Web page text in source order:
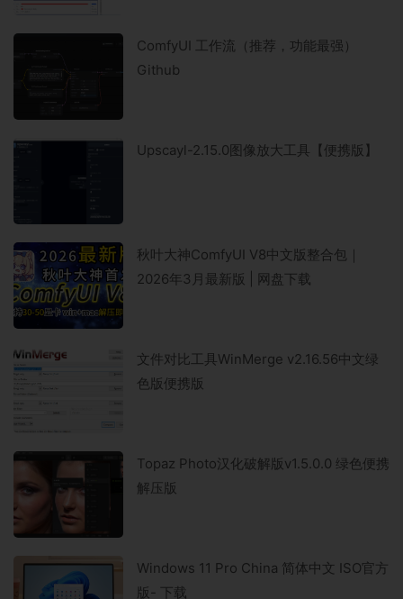
ComfyUI 工作流（推荐，功能最强）
Github
Upscayl-2.15.0图像放大工具【便携版】
秋叶大神ComfyUI V8中文版整合包｜
2026年3月最新版 | 网盘下载
文件对比工具WinMerge v2.16.56中文绿
色版便携版
Topaz Photo汉化破解版v1.5.0.0 绿色便携
解压版
Windows 11 Pro China 简体中文 ISO官方
版- 下载